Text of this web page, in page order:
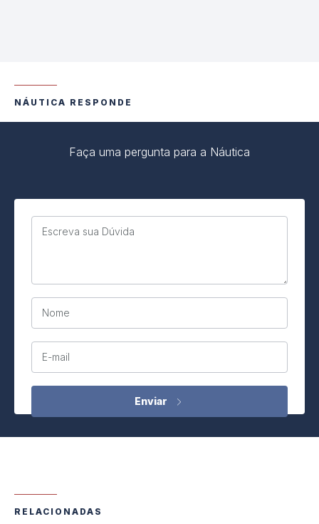
NÁUTICA RESPONDE
Faça uma pergunta para a Náutica
Escreva sua Dúvida
Nome
E-mail
RELACIONADAS